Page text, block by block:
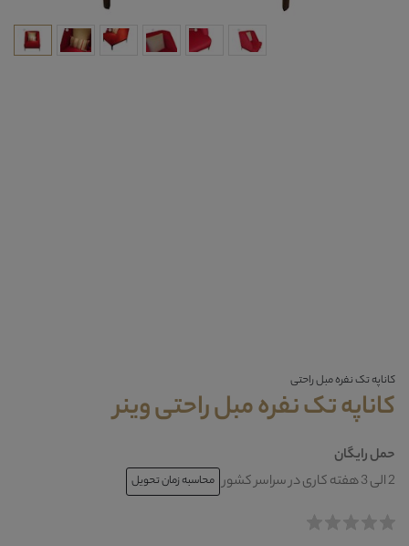
کاناپه تک نفره مبل راحتی
کاناپه تک نفره مبل راحتی وینر
حمل رایگان
2 الی 3 هفته کاری در سراسر کشور
محاسبه زمان تحویل